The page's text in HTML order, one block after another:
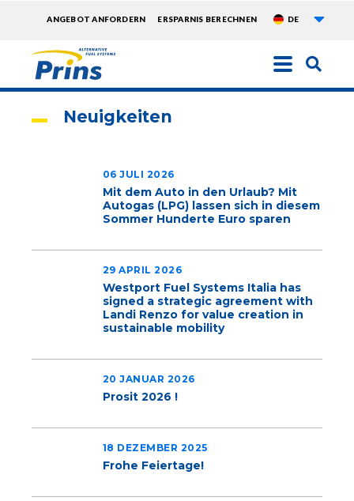
TOPMENU
ANGEBOT ANFORDERN ERSPARNIS BERECHNEN DE
Neuigkeiten
06 JULI 2026
Mit dem Auto in den Urlaub? Mit
Autogas (LPG) lassen sich in diesem
Sommer Hunderte Euro sparen
29 APRIL 2026
Westport Fuel Systems Italia has
signed a strategic agreement with
Landi Renzo for value creation in
sustainable mobility
20 JANUAR 2026
Prosit 2026 !
18 DEZEMBER 2025
Frohe Feiertage!